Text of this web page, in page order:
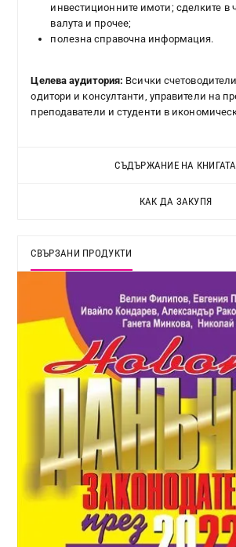
СЪДЪРЖАНИЕ НА КНИГАТА
КАК ДА ЗАКУПЯ
инвестиционните имоти; сделките в
валута и прочее;
полезна справочна информация.
Целева аудитория: Всички
одитори и консултанти, управители на
преподаватели и студенти в
СВЪРЗАНИ ПРОДУКТИ